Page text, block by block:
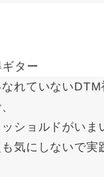
ター
れていない
ショルドがいま
気にしないで実